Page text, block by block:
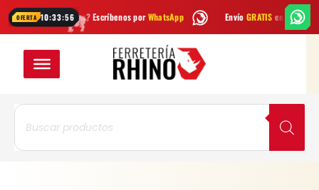
OFERTA 10:33:55
¿Dudas? Escríbenos porWhatsApp Envío GRATISen Bogotá
Búsqueda
productos